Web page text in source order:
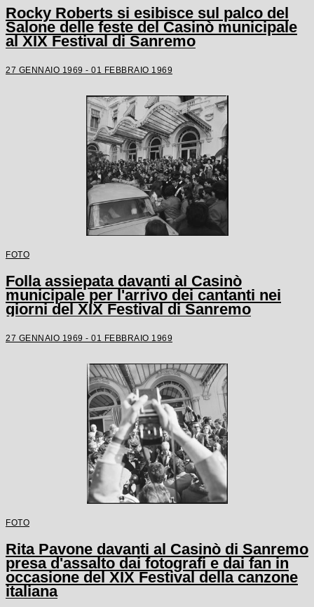
Rocky Roberts si esibisce sul palco del
Salone delle feste del Casinò municipale
al XIX Festival di Sanremo
27 GENNAIO 1969 - 01 FEBBRAIO 1969
FOTO
Folla assiepata davanti al Casinò
municipale per l'arrivo dei cantanti nei
giorni del XIX Festival di Sanremo
27 GENNAIO 1969 - 01 FEBBRAIO 1969
FOTO
Rita Pavone davanti al Casinò di Sanremo
presa d'assalto dai fotografi e dai fan in
occasione del XIX Festival della canzone
italiana